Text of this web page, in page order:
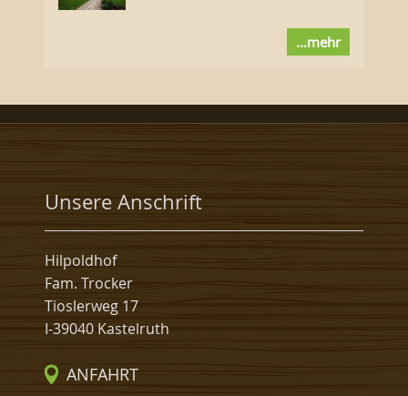
...mehr
Unsere Anschrift
Hilpoldhof
Fam. Trocker
Tioslerweg 17
I-39040 Kastelruth
ANFAHRT